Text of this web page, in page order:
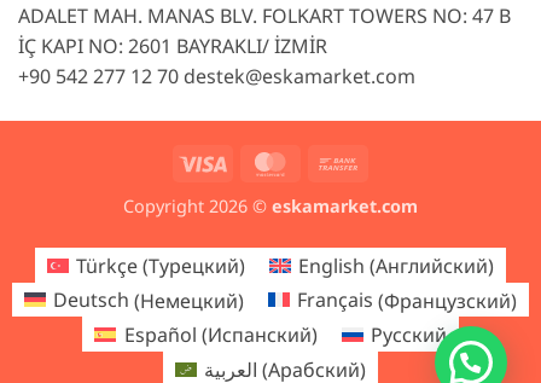
ADALET MAH. MANAS BLV. FOLKART TOWERS NO: 47 B
İÇ KAPI NO: 2601 BAYRAKLI/ İZMİR
+90 542 277 12 70 destek@eskamarket.com
Visa MasterCard
Copyright 2026 © eskamarket.com
Türkçe(Турецкий) English (Английский)
Deutsch (Немецкий) Français (Французский)
Español (Испанский)
Русский
العربية (Арабский)